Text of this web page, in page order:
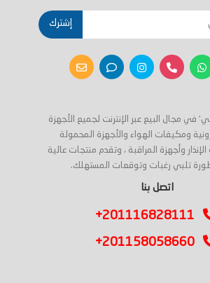
إشترك
في مجال البيع عبر الإنترنت لجميع الأجهزة
ومكيفات الهواء والأجهزة المحمولة
وأجهزة المراقبة ، وتقدم منتجات عالية
تلبي رغبات وتوقعات المستهلك.
اتصل بنا
+201116828111
+201158058660